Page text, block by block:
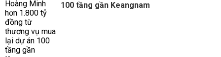
100 tầng gần Keangnam